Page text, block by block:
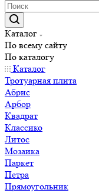
Каталог
По всему сайту
По каталогу
Каталог
Тротуарная плита
Абрис
Арбор
Квадрат
Классико
Литос
Мозаика
Паркет
Петра
Прямоугольник